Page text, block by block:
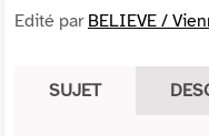
Edité par BELIEVE /
SUJET